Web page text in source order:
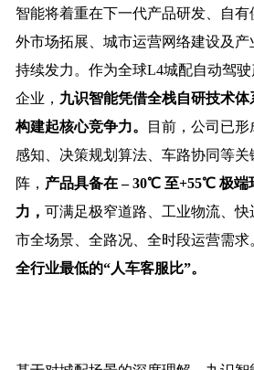
智能将着重在下一代产品研发、自
外市场拓展、城市运营网络建设及
持续发力。作为全球L4城配自动驾
企业， 九识智能凭借全栈自研技术
构建起核心竞争力。
目前，公司已
感知、决策规划算法、车路协同等
阵， 产品具备在 – 30℃ 至+55℃ 极端
力， 可满足极窄道路、工业物流、
市全场景、全路况、全时段运营需求
全行业最低的“人车客服比”。